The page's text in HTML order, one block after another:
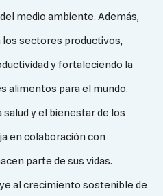
medio ambiente. Además,
los sectores productivos,
y fortaleciendo la
alimentos para el mundo.
y el bienestar de los
en colaboración con
parte de sus vidas.
al crecimiento sostenible de